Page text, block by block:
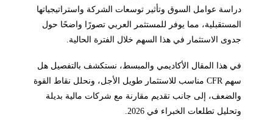
دراسة عوامل السوق وتأثير توسعات الشركة واستراتيجياتها
المستقبلية، مما يوفر للمستثمر العربي تصورًا واضحًا حول
جدوى الاستثمار في هذا السهم خلال الفترة الحالية.
في هذا المقال الأكاديمي والمبسط، نستكشف بالتفصيل هل
سهم CFR مناسب للاستثمار طويل الأجل، ونحلل نقاط القوة
والضعف، إلى جانب تقديم مقارنة مع شركات مالية بديلة
وتحليل تطلعات الخبراء في 2026.